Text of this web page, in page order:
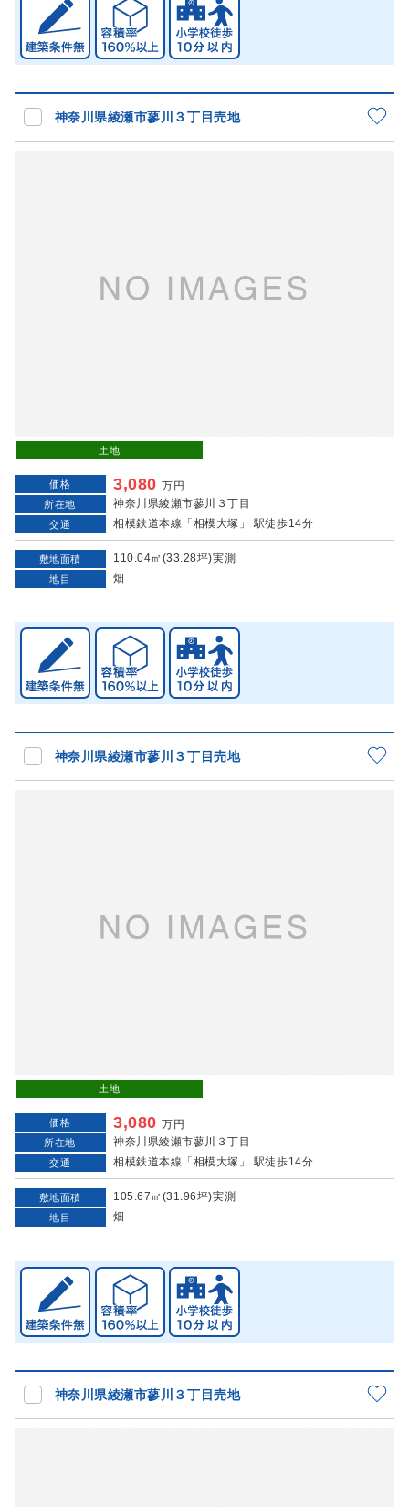
神奈川県綾瀬市蓼川３丁目売地
土地
価格 3,080万円
所在地 神奈川県綾瀬市蓼川３丁目
交通 相模鉄道本線「相模大塚」 駅徒歩14分
敷地面積 110.04㎡(33.28坪)実測
地目 畑
神奈川県綾瀬市蓼川３丁目売地
土地
価格 3,080万円
所在地 神奈川県綾瀬市蓼川３丁目
交通 相模鉄道本線「相模大塚」 駅徒歩14分
敷地面積 105.67㎡(31.96坪)実測
地目 畑
神奈川県綾瀬市蓼川３丁目売地